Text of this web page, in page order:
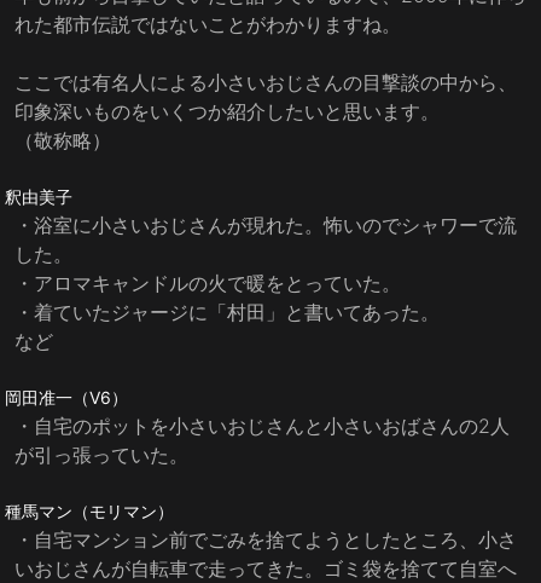
れた都市伝説ではないことがわかりますね。
ここでは有名人による小さいおじさんの目撃談の中から、
印象深いものをいくつか紹介したいと思います。
（敬称略）
釈由美子
・浴室に小さいおじさんが現れた。怖いのでシャワーで流
した。
・アロマキャンドルの火で暖をとっていた。
・着ていたジャージに「村田」と書いてあった。
など
岡田准一（V6）
・自宅のポットを小さいおじさんと小さいおばさんの2人
が引っ張っていた。
種馬マン（モリマン）
・自宅マンション前でごみを捨てようとしたところ、小さ
いおじさんが自転車で走ってきた。ゴミ袋を捨てて自室へ